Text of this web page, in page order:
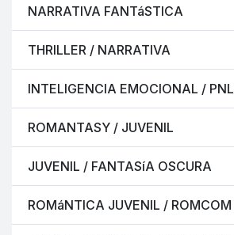
NARRATIVA FANTáSTICA
THRILLER / NARRATIVA
INTELIGENCIA EMOCIONAL / PNL
ROMANTASY / JUVENIL
JUVENIL / FANTASíA OSCURA
ROMáNTICA JUVENIL / ROMCOM